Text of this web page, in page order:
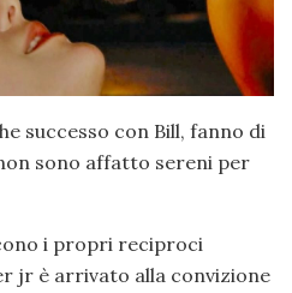
successo con Bill, fanno di
sono affatto sereni per
i propri reciproci
jr è arrivato alla convizione